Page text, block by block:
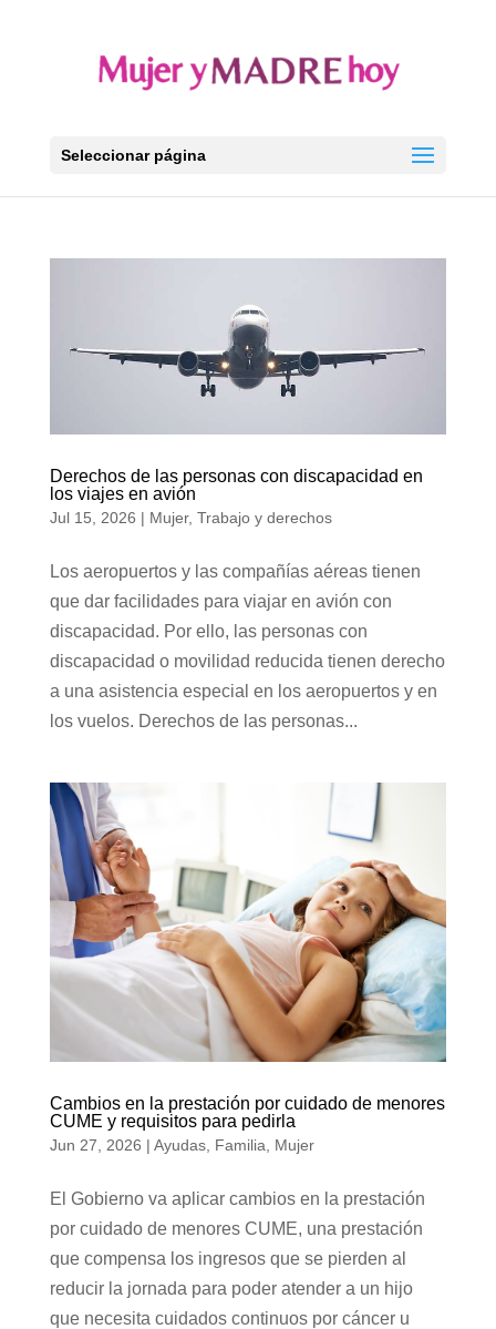
Seleccionar página
Derechos de las personas con discapacidad en
los viajes en avión
Jul 15, 2026 | Mujer, Trabajo y derechos
Los aeropuertos y las compañías aéreas tienen
que dar facilidades para viajar en avión con
discapacidad. Por ello, las personas con
discapacidad o movilidad reducida tienen derecho
a una asistencia especial en los aeropuertos y en
los vuelos. Derechos de las personas...
Cambios en la prestación por cuidado de menores
CUME y requisitos para pedirla
Jun 27, 2026 | Ayudas, Familia Mujer
El Gobierno va aplicar cambios en la prestación
por cuidado de menores CUME, una prestación
que compensa los ingresos que se pierden al
reducir la jornada para poder atender a un hijo
que necesita cuidados continuos por cáncer u